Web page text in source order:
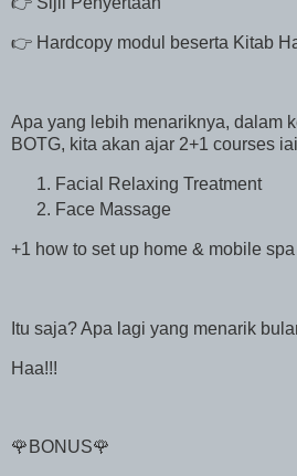
👉 Hardcopy modul beserta Kitab
Apa yang lebih menariknya, dalam
BOTG, kita akan ajar 2+1 courses
Facial Relaxing Treatment
Face Massage
+1 how to set up home & mobile spa
Itu saja? Apa lagi yang menarik
Haa!!!
🌹BONUS🌹